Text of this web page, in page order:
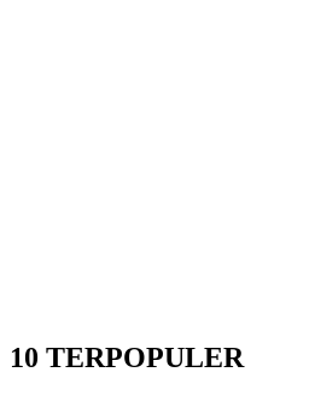
10 TERPOPULER